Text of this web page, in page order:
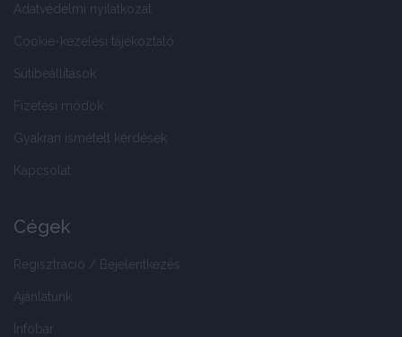
Adatvédelmi nyilatkozat
Cookie-kezelési tájékoztató
Sütibeállítások
Fizetési módok
Gyakran ismételt kérdések
Kapcsolat
Cégek
Regisztráció / Bejelentkezés
Ajánlatunk
Infobár